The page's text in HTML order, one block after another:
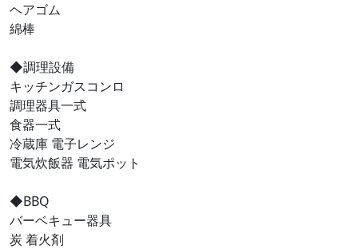
ヘアゴム
綿棒
◆調理設備
キッチンガスコンロ
調理器具一式
食器一式
冷蔵庫 電子レンジ
電気炊飯器 電気ポット
◆BBQ
バーベキュー器具
炭 着火剤